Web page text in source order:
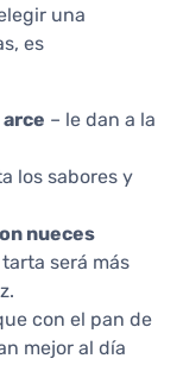
una
es
arce – le dan a la
los sabores y
nueces
tarta será más
con el pan de
mejor al día